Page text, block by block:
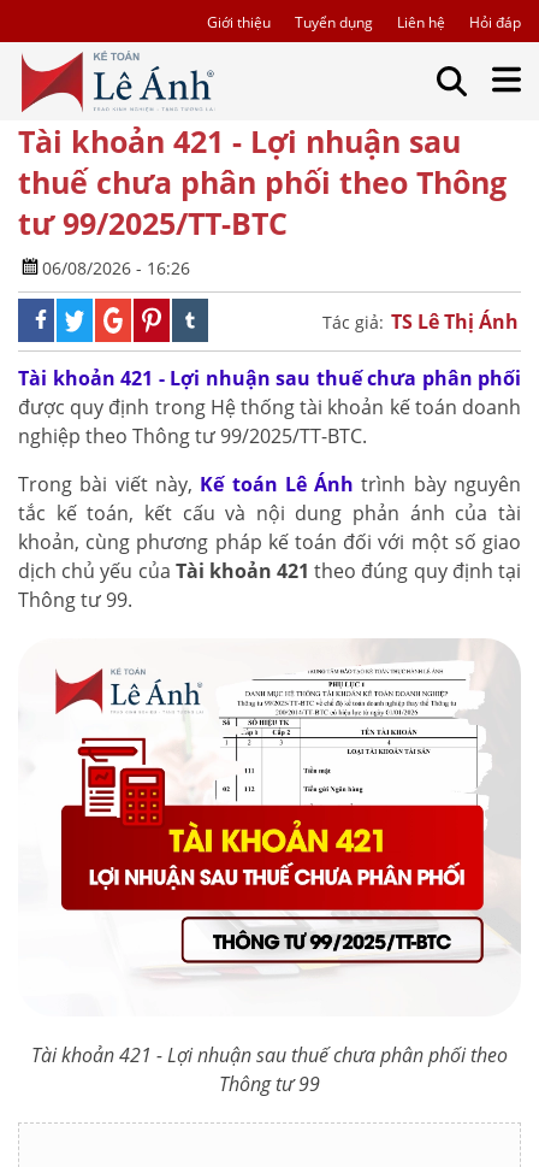
Giới thiệu Tuyển dụng Liên hệ Hỏi đáp
Tài khoản 421 - Lợi nhuận sau
thuế chưa phân phối theo Thông
tư 99/2025/TT-BTC
06/08/2026 - 16:26
Tác giả: TS Lê Thị Ánh
Tài khoản 421 - Lợi nhuận sau thuế chưa phân phối
được quy định trong Hệ thống tài khoản kế toán doanh
nghiệp theo Thông tư 99/2025/TT-BTC.
Trong bài viết này, Kế toán Lê Ánh trình bày nguyên
tắc kế toán, kết cấu và nội dung phản ánh của tài
khoản, cùng phương pháp kế toán đối với một số giao
dịch chủ yếu của Tài khoản 421 theo đúng quy định tại
Thông tư 99.
Tài khoản 421 - Lợi nhuận sau thuế chưa phân phối theo
Thông tư 99